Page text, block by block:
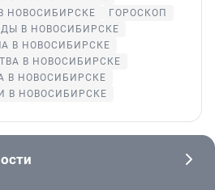
НОВОСИБИРСКЕ
ГОРОСКОП
В НОВОСИБИРСКЕ
В НОВОСИБИРСКЕ
В НОВОСИБИРСКЕ
В НОВОСИБИРСКЕ
В НОВОСИБИРСКЕ